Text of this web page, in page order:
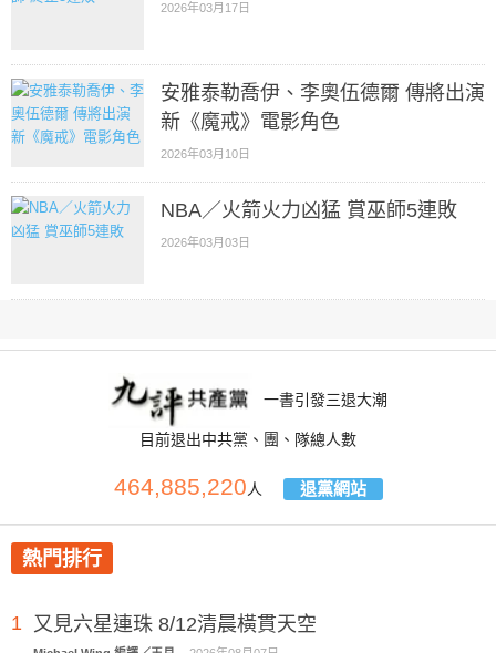
2026年03月17日
安雅泰勒喬伊、李奧伍德爾 傳將出演
新《魔戒》電影角色
2026年03月10日
NBA／火箭火力凶猛 賞巫師5連敗
2026年03月03日
一書引發三退大潮
目前退出中共黨、團、隊總人數
464,885,220人 退黨網站
熱門排行
1 又見六星連珠 8/12清晨橫貫天空